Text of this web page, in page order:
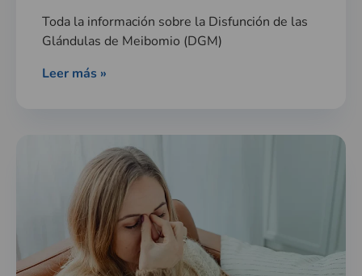
Toda la información sobre la Disfunción de las
Glándulas de Meibomio (DGM)
Leer más »